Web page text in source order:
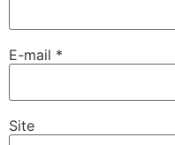
E-mail *
Site